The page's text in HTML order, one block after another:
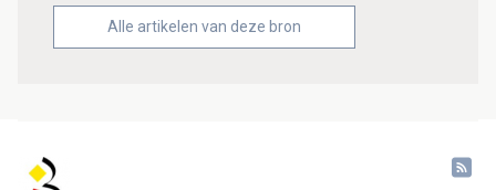
Alle artikelen van deze bron